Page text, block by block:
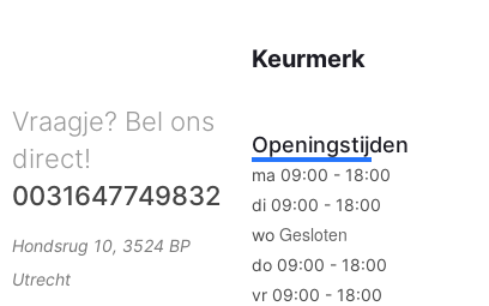
Vraagje? Bel ons
direct!
0031647749832
Hondsrug 10, 3524 BP
Utrecht
Keurmerk
Openingstijden
ma 09:00 - 18:00
di 09:00 - 18:00
woGesloten
do 09:00 - 18:00
vr 09:00 - 18:00